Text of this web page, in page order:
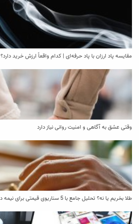
مقایسه پاد ارزان با پاد حرفه‌ای | کدام واقعاً ارزش خرید دارد؟
وقتی عشق به آگاهی و امنیت روانی نیاز دارد
طلا بخریم یا نه؟ تحلیل جامع با 5 سناریوی قیمتی برای نیمه دوم 1405